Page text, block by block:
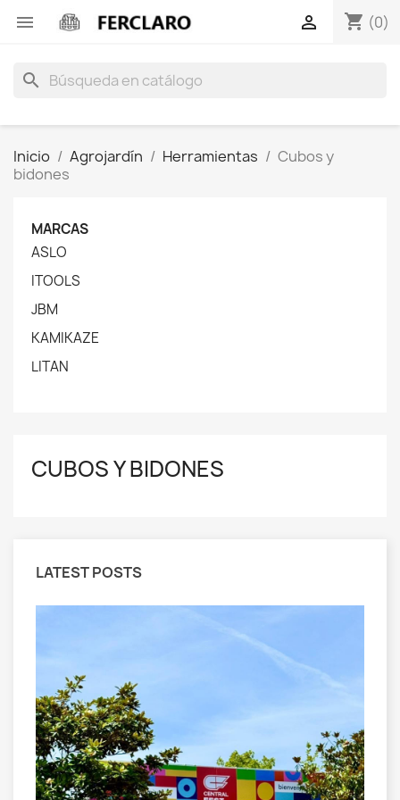
 shopping_cart (0)

search
Inicio Agrojardín Herramientas
Cubos y
bidones
MARCAS
ASLO
ITOOLS
JBM
KAMIKAZE
LITAN
CUBOS Y BIDONES
LATEST POSTS